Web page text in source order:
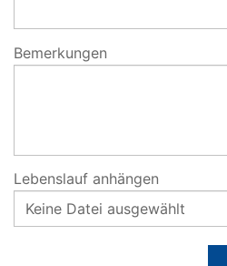
Bemerkungen
Lebenslauf anhängen
Keine Datei ausgewählt